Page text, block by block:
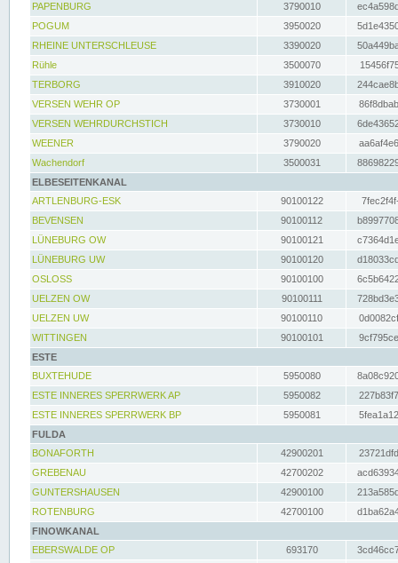
PAPENBURG
3790010
POGUM
3950020
RHEINE UNTERSCHLEUSE
3390020
Rühle
3500070
TERBORG
3910020
VERSEN WEHR OP
3730001
VERSEN WEHRDURCHSTICH
3730010
WEENER
3790020
Wachendorf
3500031
ELBESEITENKANAL
ARTLENBURG-ESK
90100122
BEVENSEN
90100112
LÜNEBURG OW
90100121
LÜNEBURG UW
90100120
OSLOSS
90100100
UELZEN OW
90100111
UELZEN UW
90100110
WITTINGEN
90100101
ESTE
BUXTEHUDE
5950080
ESTE INNERES SPERRWERK AP
5950082
ESTE INNERES SPERRWERK BP
5950081
FULDA
BONAFORTH
42900201
GREBENAU
42700202
GUNTERSHAUSEN
42900100
ROTENBURG
42700100
FINOWKANAL
EBERSWALDE OP
693170